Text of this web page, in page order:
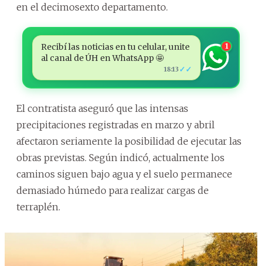
en el decimosexto departamento.
Recibí las noticias en tu celular, unite
al canal de ÚH en WhatsApp 🤩
18:13 ✓✓
1
El contratista aseguró que las intensas
precipitaciones registradas en marzo y abril
afectaron seriamente la posibilidad de ejecutar las
obras previstas. Según indicó, actualmente los
caminos siguen bajo agua y el suelo permanece
demasiado húmedo para realizar cargas de
terraplén.